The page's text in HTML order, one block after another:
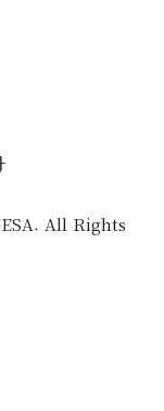
All Rights